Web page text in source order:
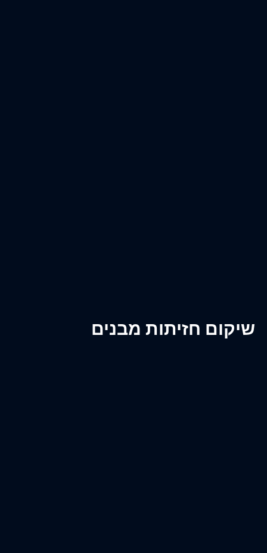
חזיתות מבנים